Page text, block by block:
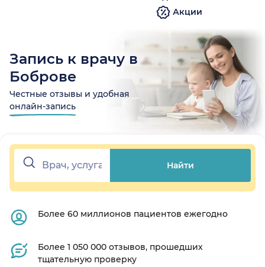
Акции
Запись к врачу в
Боброве
Честные отзывы и удобная
онлайн-запись
Найти
Более 60 миллионов пациентов ежегодно
Более 1 050 000 отзывов, прошедших
тщательную проверку